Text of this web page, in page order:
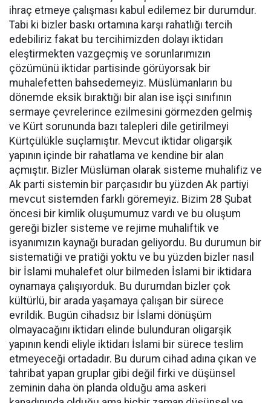
ihraç etmeye çalışması kabul edilemez bir durumdur.
Tabi ki bizler baskı ortamına karşı rahatlığı tercih
edebiliriz fakat bu tercihimizden dolayı iktidarı
eleştirmekten vazgeçmiş ve sorunlarımızın
çözümünü iktidar partisinde görüyorsak bir
muhalefetten bahsedemeyiz. Müslümanların bu
dönemde eksik bıraktığı bir alan ise işçi sınıfının
sermaye çevrelerince ezilmesini görmezden gelmiş
ve Kürt sorununda bazı talepleri dile getirilmeyi
Kürtçülükle suçlamıştır. Mevcut iktidar oligarşik
yapının içinde bir rahatlama ve kendine bir alan
açmıştır. Bizler Müslüman olarak sisteme muhalifiz ve
Ak parti sistemin bir parçasıdır bu yüzden Ak partiyi
mevcut sistemden farklı göremeyiz. Bizim 28 Şubat
öncesi bir kimlik oluşumumuz vardı ve bu oluşum
gereği bizler sisteme ve rejime muhaliftik ve
isyanımızın kaynağı buradan geliyordu. Bu durumun bir
sistematiği ve pratiği yoktu ve bu yüzden bizler nasıl
bir İslami muhalefet olur bilmeden İslami bir iktidara
oynamaya çalışıyorduk. Bu durumdan bizler çok
kültürlü, bir arada yaşamaya çalışan bir sürece
evrildik. Bugün cihadsız bir İslami dönüşüm
olmayacağını iktidarı elinde bulunduran oligarşik
yapının kendi eliyle iktidarı İslami bir sürece teslim
etmeyeceği ortadadır. Bu durum cihad adına çıkan ve
tahribat yapan gruplar gibi değil firki ve düşünsel
zeminin daha ön planda olduğu ama askeri